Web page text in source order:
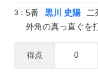
3： 5番 黒川 史陽
二
外角の真っ直ぐを
得点 0